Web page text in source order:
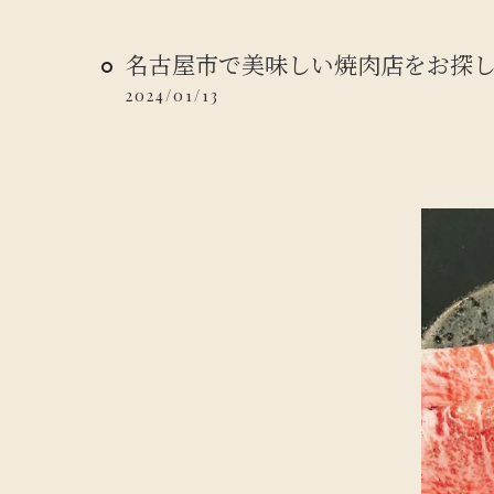
名古屋市で美味しい焼肉店をお探
2024/01/13